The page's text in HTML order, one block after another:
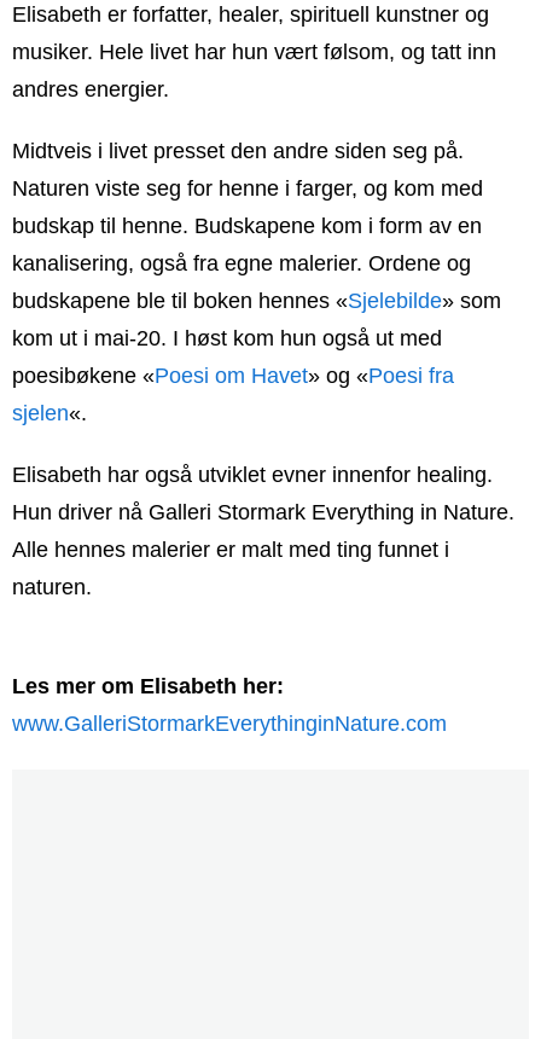
Elisabeth er forfatter, healer, spirituell kunstner og
musiker. Hele livet har hun vært følsom, og tatt inn
andres energier.
Midtveis i livet presset den andre siden seg på.
Naturen viste seg for henne i farger, og kom med
budskap til henne. Budskapene kom i form av en
kanalisering, også fra egne malerier. Ordene og
budskapene ble til boken hennes «Sjelebilde» som
kom ut i mai-20. I høst kom hun også ut med
poesibøkene «Poesi om Havet» og «Poesi fra
sjelen«.
Elisabeth har også utviklet evner innenfor healing.
Hun driver nå Galleri Stormark Everything in Nature.
Alle hennes malerier er malt med ting funnet i
naturen.
Les mer om Elisabeth her:
www.GalleriStormarkEverythinginNature.com